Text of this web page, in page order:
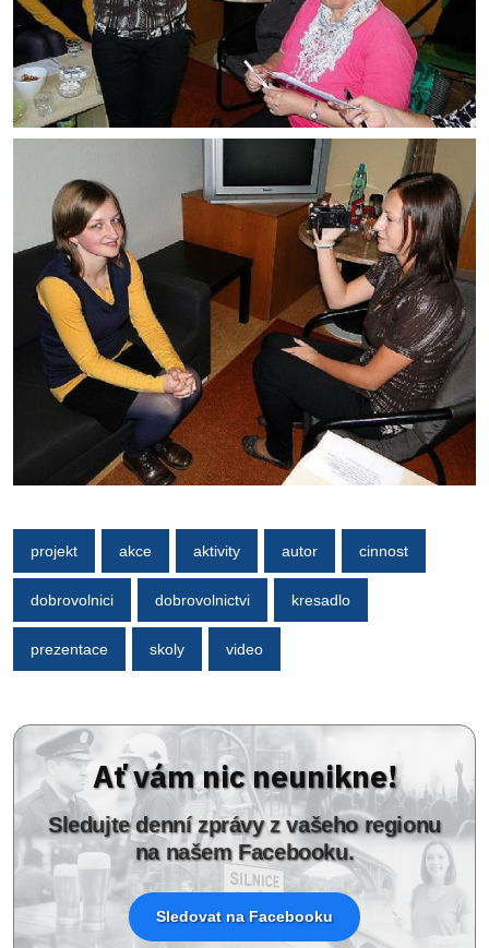
projekt akce aktivity autor cinnost
dobrovolnici dobrovolnictvi kresadlo
prezentace skoly video
Ať vám nic neunikne!
Sledujte denní zprávy z vašeho regionu
na našem Facebooku.
Sledovat na Facebooku